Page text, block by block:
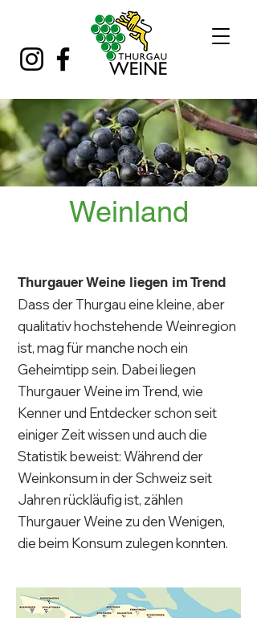
Weinland
Thurgauer Weine liegen im Trend
Dass der Thurgau eine kleine, aber
qualitativ hochstehende Weinregion
ist, mag für manche noch ein
Geheimtipp sein. Dabei liegen
Thurgauer Weine im Trend, wie
Kenner und Entdecker schon seit
einiger Zeit wissen und auch die
Statistik beweist: Während der
Weinkonsum in der Schweiz seit
Jahren rückläufig ist, zählen
Thurgauer Weine zu den Wenigen,
die beim Konsum zulegen konnten.